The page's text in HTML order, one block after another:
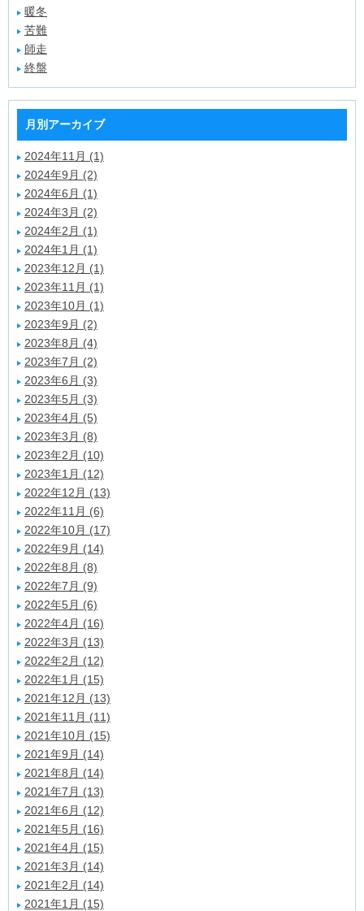
暖冬
苦難
師走
終盤
月別アーカイブ
2024年11月 (1)
2024年9月 (2)
2024年6月 (1)
2024年3月 (2)
2024年2月 (1)
2024年1月 (1)
2023年12月 (1)
2023年11月 (1)
2023年10月 (1)
2023年9月 (2)
2023年8月 (4)
2023年7月 (2)
2023年6月 (3)
2023年5月 (3)
2023年4月 (5)
2023年3月 (8)
2023年2月 (10)
2023年1月 (12)
2022年12月 (13)
2022年11月 (6)
2022年10月 (17)
2022年9月 (14)
2022年8月 (8)
2022年7月 (9)
2022年5月 (6)
2022年4月 (16)
2022年3月 (13)
2022年2月 (12)
2022年1月 (15)
2021年12月 (13)
2021年11月 (11)
2021年10月 (15)
2021年9月 (14)
2021年8月 (14)
2021年7月 (13)
2021年6月 (12)
2021年5月 (16)
2021年4月 (15)
2021年3月 (14)
2021年2月 (14)
2021年1月 (15)